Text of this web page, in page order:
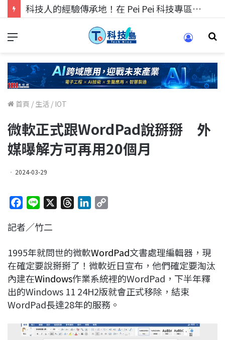
科技人的經驗傳承地！在 Pei Pei 科技專區，與學弟妹交流最硬核的技術
首頁 / 生活 / IOT
微軟正式跟WordPad說掰掰 外
媒曝解方可再用20個月
2024-03-29
c
b
o
o
k
n
a
d
s
e
d
I
n
L
i
n
k
記者／竹二
1995年就問世的微軟WordPad文書處理編輯器，現
在確定要說掰掰了！微軟近日宣布，他們確定要淘汰
內建在Windows作業系統裡的WordPad，下半年釋
出的Windows 11 24H2版就會正式移除，結束
WordPad長達28年的服務。